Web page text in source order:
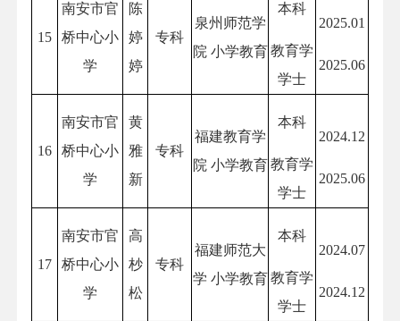
15
南安市官
桥中心小
学
陈
婷
婷
专科
泉州师范学
院 小学教育
本科
教育学
学士
2025.01
2025.06
16
南安市官
桥中心小
学
黄
雅
新
专科
福建教育学
院 小学教育
本科
教育学
学士
2024.12
2025.06
17
南安市官
桥中心小
学
高
杪
松
专科
福建师范大
学 小学教育
本科
教育学
学士
2024.07
2024.12